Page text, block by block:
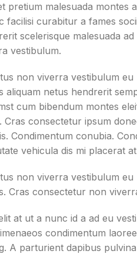
pretium malesuada montes
facilisi curabitur a fames
scelerisque malesuada
vestibulum.
non viverra vestibulum eu
aliquam netus hendrerit
cum bibendum montes
Cras consectetur ipsum
Condimentum conubia.
vehicula dis mi placerat
non viverra vestibulum eu
Cras consectetur non
at ut a nunc id a ad eu
condimentum
A parturient dapibus